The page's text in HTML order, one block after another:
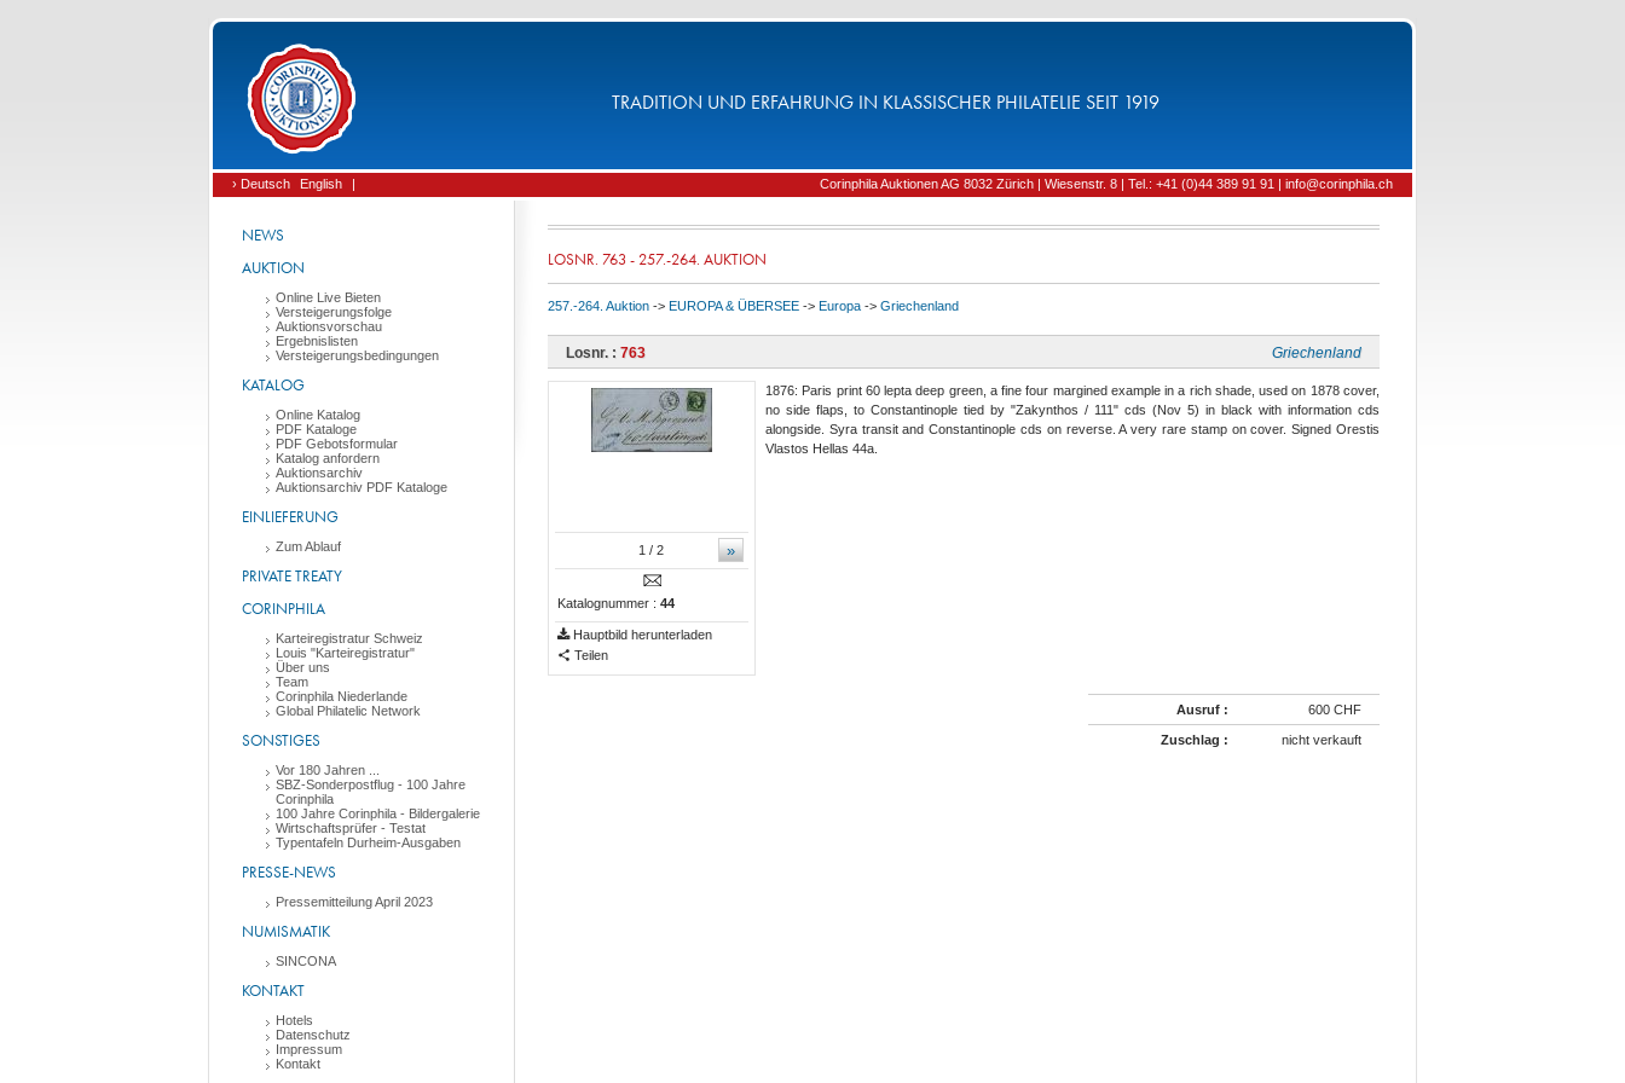
TRADITION UND ERFAHRUNG IN KLASSISCHER PHILATELIE SEIT 1919
› Deutsch English | Corinphila Auktionen AG 8032 Zürich | Wiesenstr. 8 | Tel.: +41 (0)44 389 91 91 | info@corinphila.ch
NEWS
AUKTION
Online Live Bieten
Versteigerungsfolge
Auktionsvorschau
Ergebnislisten
Versteigerungsbedingungen
KATALOG
Online Katalog
PDF Kataloge
PDF Gebotsformular
Katalog anfordern
Auktionsarchiv
Auktionsarchiv PDF Kataloge
EINLIEFERUNG
Zum Ablauf
PRIVATE TREATY
CORINPHILA
Karteiregistratur Schweiz
Louis "Karteiregistratur"
Über uns
Team
Corinphila Niederlande
Global Philatelic Network
SONSTIGES
Vor 180 Jahren ...
SBZ-Sonderpostflug - 100 Jahre
Corinphila
100 Jahre Corinphila - Bildergalerie
Wirtschaftsprüfer - Testat
Typentafeln Durheim-Ausgaben
PRESSE-NEWS
Pressemitteilung April 2023
NUMISMATIK
SINCONA
KONTAKT
Hotels
Datenschutz
Impressum
Kontakt
LOSNR. 763 - 257.-264. AUKTION
257.-264. Auktion -> EUROPA & ÜBERSEE -> Europa -> Griechenland
Losnr. : 763 Griechenland
»
1 / 2
Katalognummer : 44
Hauptbild herunterladen
Teilen
1876: Paris print 60 lepta deep green, a fine four margined example in a rich shade, used on 1878 cover,
no side flaps, to Constantinople tied by "Zakynthos / 111" cds (Nov 5) in black with information cds
alongside. Syra transit and Constantinople cds on reverse. A very rare stamp on cover. Signed Orestis
Vlastos Hellas 44a.
Ausruf : 600 CHF
Zuschlag : nicht verkauft